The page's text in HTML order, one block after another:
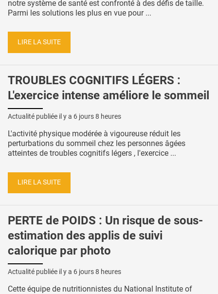
notre système de santé est confronté à des défis de taille.
Parmi les solutions les plus en vue pour ...
LIRE LA SUITE
TROUBLES COGNITIFS LÉGERS :
L'exercice intense améliore le sommeil
Actualité publiée il y a 6 jours 8 heures
L'activité physique modérée à vigoureuse réduit les
perturbations du sommeil chez les personnes âgées
atteintes de troubles cognitifs légers , l'exercice ...
LIRE LA SUITE
PERTE de POIDS : Un risque de sous-
estimation des applis de suivi
calorique par photo
Actualité publiée il y a 6 jours 8 heures
Cette équipe de nutritionnistes du National Institute of